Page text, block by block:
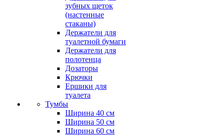
зубных щеток
(настенные
стаканы)
Держатели для
туалетной бумаги
Держатели для
полотенца
Дозаторы
Крючки
Ершики для
туалета
Тумбы
Ширина 40 см
Ширина 50 см
Ширина 60 см